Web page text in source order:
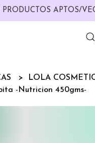
PRODUCTOS APTOS/
LOLA
-Nutricion 450gms-